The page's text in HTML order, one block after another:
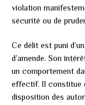
violation
sécurité ou de
Ce délit est puni
d’amende. Son
un comportement
effectif. Il constitue
disposition des